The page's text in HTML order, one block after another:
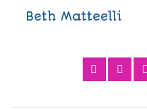
Beth Matteelli